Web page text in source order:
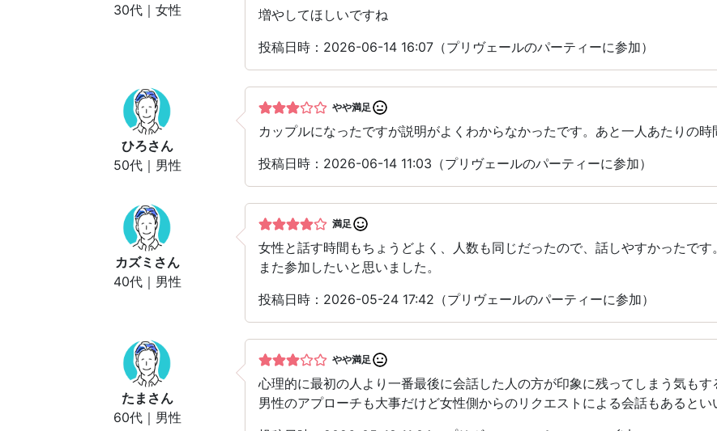
30代｜女性
増やしてほしいですね
投稿日時：2026-06-14 16:07（プリヴェールのパーティーに参加）
ひろさん
50代｜男性
やや満足
カップルになったですが説明がよくわからなかったです。あと一人あたりの時
投稿日時：2026-06-14 11:03（プリヴェールのパーティーに参加）
カズミ さん
40代｜男性
満足
女性と話す時間もちょうどよく、人数も同じだったので、話しやすかったです。
また参加したいと思いました。
投稿日時：2026-05-24 17:42（プリヴェールのパーティーに参加）
たま さん
60代｜男性
やや満足
心理的に最初の人より一番最後に会話した人の方が印象に残ってしまう気もす
男性のアプローチも大事だけど女性側からのリクエストによる会話もあるとい